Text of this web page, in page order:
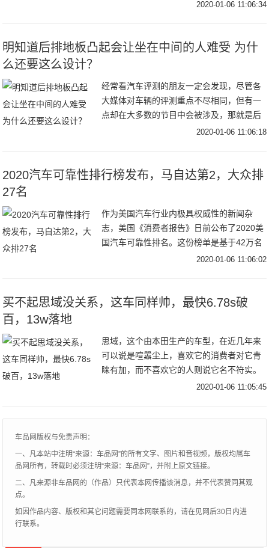
2020-01-06 11:06:34
明知道后排地板凸起会让坐在中间的人难受 为什
么还要这么设计？
经常看汽车评测的朋友一定会发现，尽管各
大媒体对车辆的评测重点不尽相同，但有一
点却在大多数的节目中会被涉及，那就是后
排地板的隆起高度。虽然很少有人拿尺子去
2020-01-06 11:06:18
2020汽车可靠性排行榜发布，马自达第2，大众排
27名
作为美国汽车行业内极具权威性的新闻杂
志，美国《消费者报告》日前公布了2020美
国汽车可靠性排名。这份榜单是基于42万名
消费者的调研所得出的结果，几乎涵盖了美
2020-01-06 11:06:02
买不起思域没关系，这车同样帅，最快6.78s破
百，13w落地
思域，这个由本田生产的车型，在近几年来
可以说是喧嚣尘上，喜欢它的消费者对它青
睐有加，而不喜欢它的人则说它名不符实。
但不可否定的是，本田思域确实是一辆相当
2020-01-06 11:05:45
车品网版权与免责声明：
一、凡本站中注明“来源：车品网”的所有文字、图片和音视频，版权均属车
品网所有，转载时必须注明“来源：车品网”，并附上原文链接。
二、凡来源非车品网的（作品）只代表本网传播该消息，并不代表赞同其观
点。
如因作品内容、版权和其它问题需要同本网联系的，请在见网后30日内进
行联系。